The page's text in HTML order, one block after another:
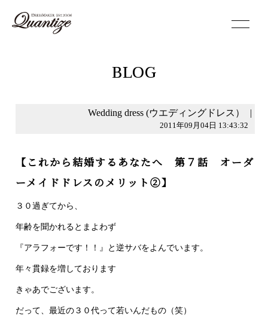
BLOG
Wedding dress (ウエディングドレス） |
2011年09月04日 13:43:32
【これから結婚するあなたへ 第７話 オーダ
ーメイドドレスのメリット②】
３０過ぎてから、
年齢を聞かれるとまよわず
『アラフォーです！！』と逆サバをよんでいます。
年々貫録を増しております
きゃあでございます。
だって、最近の３０代って若いんだもの（笑）